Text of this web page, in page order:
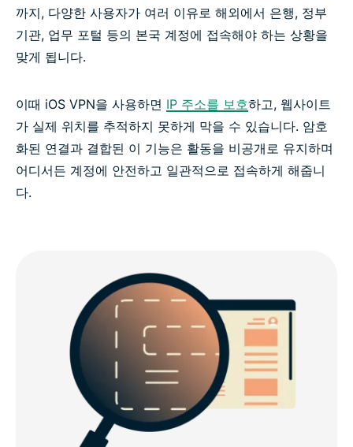
까지, 다양한 사용자가 여러 이유로 해외에서 은행, 정부
기관, 업무 포털 등의 본국 계정에 접속해야 하는 상황을
맞게 됩니다.
이때 iOS VPN을 사용하면 IP 주소를 보호하고, 웹사이트
가 실제 위치를 추적하지 못하게 막을 수 있습니다. 암호
화된 연결과 결합된 이 기능은 활동을 비공개로 유지하며
어디서든 계정에 안전하고 일관적으로 접속하게 해줍니
다.